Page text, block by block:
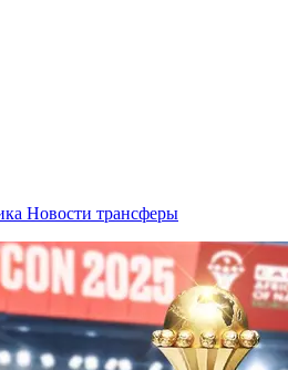
Новости трансферы